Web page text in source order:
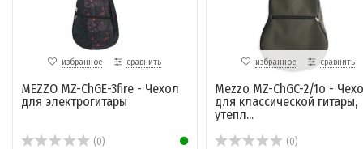
избранное сравнить
MEZZO MZ-ChGE-3fire - Чехол
для электрогитары
(0)
избранное сравнить
Mezzo MZ-ChGC-2/1o -
для классической гитары,
утепл...
(0)